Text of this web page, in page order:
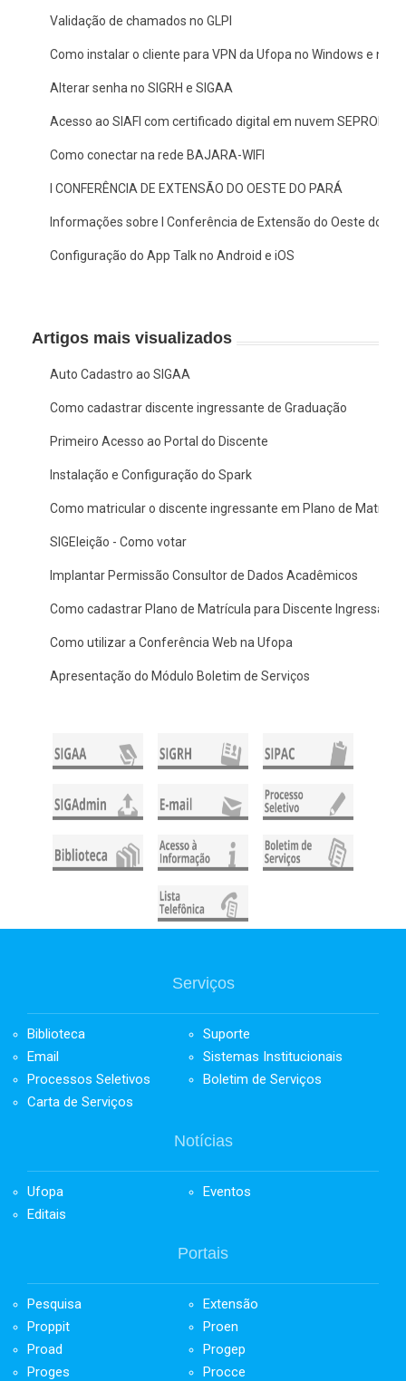
Validação de chamados no GLPI
Como instalar o cliente para VPN da Ufopa no Windows e no
Alterar senha no SIGRH e SIGAA
Acesso ao SIAFI com certificado digital em nuvem SEPROID
Como conectar na rede BAJARA-WIFI
I CONFERÊNCIA DE EXTENSÃO DO OESTE DO PARÁ
Informações sobre I Conferência de Extensão do Oeste do
Configuração do App Talk no Android e iOS
Artigos mais visualizados
Auto Cadastro ao SIGAA
Como cadastrar discente ingressante de Graduação
Primeiro Acesso ao Portal do Discente
Instalação e Configuração do Spark
Como matricular o discente ingressante em Plano de
SIGEleição - Como votar
Implantar Permissão Consultor de Dados Acadêmicos
Como cadastrar Plano de Matrícula para Discente Ingressante
Como utilizar a Conferência Web na Ufopa
Apresentação do Módulo Boletim de Serviços
Serviços
Biblioteca
Suporte
Email
Sistemas Institucionais
Processos Seletivos
Boletim de Serviços
Carta de Serviços
Notícias
Ufopa
Eventos
Editais
Portais
Pesquisa
Extensão
Proppit
Proen
Proad
Progep
Proges
Procce